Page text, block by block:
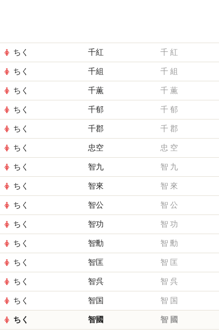
ちく 千紅 千 紅
ちく 千組 千 組
ちく 千薫 千 薫
ちく 千郁 千 郁
ちく 千郡 千 郡
ちく 忠空 忠 空
ちく 智九 智 九
ちく 智來 智 來
ちく 智公 智 公
ちく 智功 智 功
ちく 智勳 智 勳
ちく 智匡 智 匡
ちく 智呉 智 呉
ちく 智国 智 国
ちく 智國 智 國